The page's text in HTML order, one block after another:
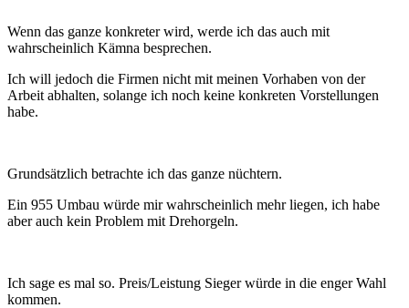
Wenn das ganze konkreter wird, werde ich das auch mit
wahrscheinlich Kämna besprechen.
Ich will jedoch die Firmen nicht mit meinen Vorhaben von der
Arbeit abhalten, solange ich noch keine konkreten Vorstellungen
habe.
Grundsätzlich betrachte ich das ganze nüchtern.
Ein 955 Umbau würde mir wahrscheinlich mehr liegen, ich habe
aber auch kein Problem mit Drehorgeln.
Ich sage es mal so. Preis/Leistung Sieger würde in die enger Wahl
kommen.